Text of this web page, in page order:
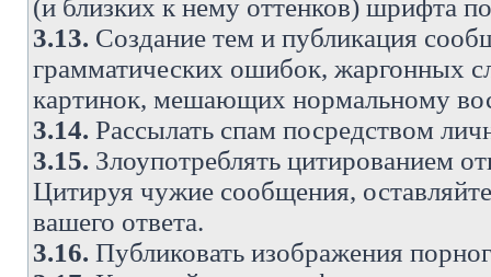
(и близких к нему оттенков) шрифта
3.13. Создание тем и публикация
грамматических ошибок, жаргонных
картинок, мешающих нормальному
3.14. Рассылать спам посредством
3.15. Злоупотреблять цитированием
Цитируя чужие сообщения,
вашего ответа.
3.16. Публиковать изображения